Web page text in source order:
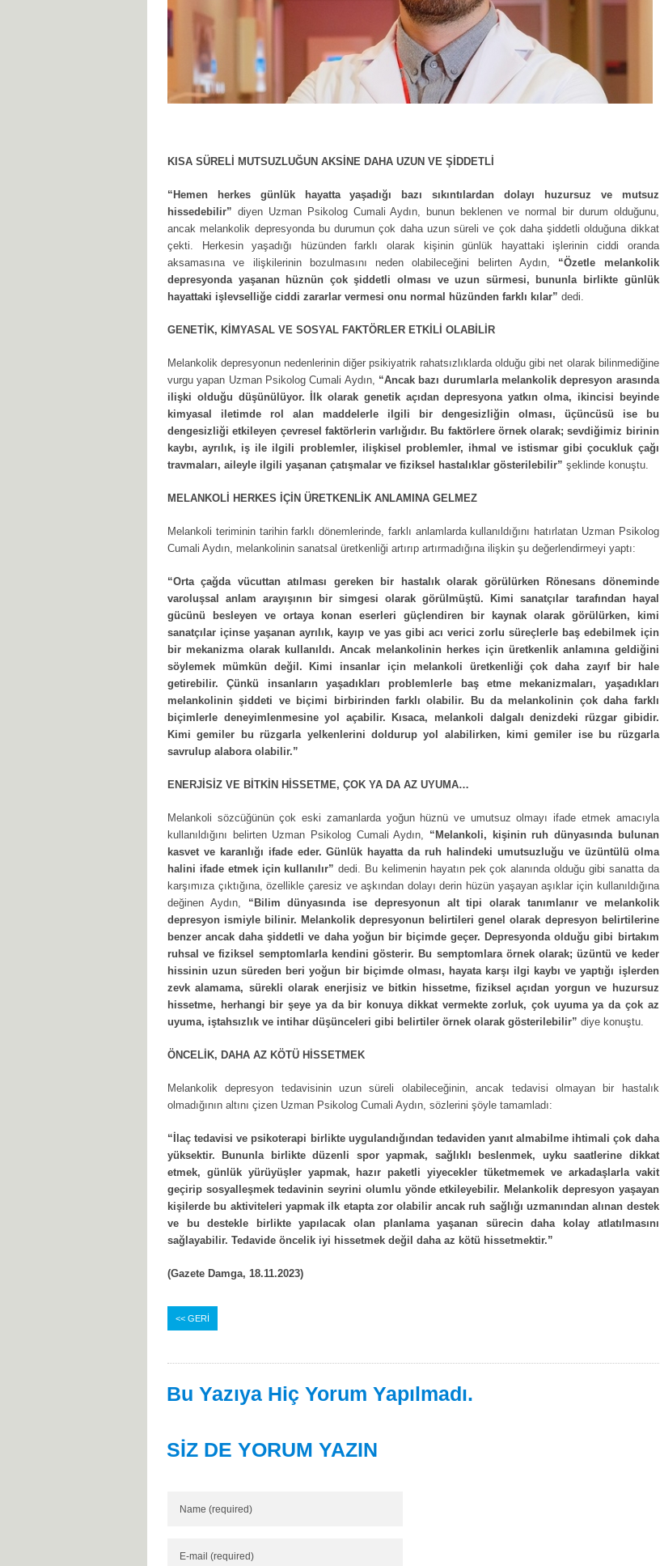
KISA SÜRELİ MUTSUZLUĞUN AKSİNE DAHA UZUN VE ŞİDDETLİ
“Hemen herkes günlük hayatta yaşadığı bazı sıkıntılardan dolayı huzursuz ve mutsuz
hissedebilir” diyen Uzman Psikolog Cumali Aydın, bunun beklenen ve normal bir durum olduğunu,
ancak melankolik depresyonda bu durumun çok daha uzun süreli ve çok daha şiddetli olduğuna dikkat
çekti. Herkesin yaşadığı hüzünden farklı olarak kişinin günlük hayattaki işlerinin ciddi oranda
aksamasına ve ilişkilerinin bozulmasını neden olabileceğini belirten Aydın, “Özetle melankolik
depresyonda yaşanan hüznün çok şiddetli olması ve uzun sürmesi, bununla birlikte günlük
hayattaki işlevselliğe ciddi zararlar vermesi onu normal hüzünden farklı kılar” dedi.
GENETİK, KİMYASAL VE SOSYAL FAKTÖRLER ETKİLİ OLABİLİR
Melankolik depresyonun nedenlerinin diğer psikiyatrik rahatsızlıklarda olduğu gibi net olarak bilinmediğine
vurgu yapan Uzman Psikolog Cumali Aydın, “Ancak bazı durumlarla melankolik depresyon arasında
ilişki olduğu düşünülüyor. İlk olarak genetik açıdan depresyona yatkın olma, ikincisi beyinde
kimyasal iletimde rol alan maddelerle ilgili bir dengesizliğin olması, üçüncüsü ise bu
dengesizliği etkileyen çevresel faktörlerin varlığıdır. Bu faktörlere örnek olarak; sevdiğimiz birinin
kaybı, ayrılık, iş ile ilgili problemler, ilişkisel problemler, ihmal ve istismar gibi çocukluk çağı
travmaları, aileyle ilgili yaşanan çatışmalar ve fiziksel hastalıklar gösterilebilir” şeklinde konuştu.
MELANKOLİ HERKES İÇİN ÜRETKENLİK ANLAMINA GELMEZ
Melankoli teriminin tarihin farklı dönemlerinde, farklı anlamlarda kullanıldığını hatırlatan Uzman Psikolog
Cumali Aydın, melankolinin sanatsal üretkenliği artırıp artırmadığına ilişkin şu değerlendirmeyi yaptı:
“Orta çağda vücuttan atılması gereken bir hastalık olarak görülürken Rönesans döneminde
varoluşsal anlam arayışının bir simgesi olarak görülmüştü. Kimi sanatçılar tarafından hayal
gücünü besleyen ve ortaya konan eserleri güçlendiren bir kaynak olarak görülürken, kimi
sanatçılar içinse yaşanan ayrılık, kayıp ve yas gibi acı verici zorlu süreçlerle baş edebilmek için
bir mekanizma olarak kullanıldı. Ancak melankolinin herkes için üretkenlik anlamına geldiğini
söylemek mümkün değil. Kimi insanlar için melankoli üretkenliği çok daha zayıf bir hale
getirebilir. Çünkü insanların yaşadıkları problemlerle baş etme mekanizmaları, yaşadıkları
melankolinin şiddeti ve biçimi birbirinden farklı olabilir. Bu da melankolinin çok daha farklı
biçimlerle deneyimlenmesine yol açabilir. Kısaca, melankoli dalgalı denizdeki rüzgar gibidir.
Kimi gemiler bu rüzgarla yelkenlerini doldurup yol alabilirken, kimi gemiler ise bu rüzgarla
savrulup alabora olabilir.”
ENERJİSİZ VE BİTKİN HİSSETME, ÇOK YA DA AZ UYUMA…
Melankoli sözcüğünün çok eski zamanlarda yoğun hüznü ve umutsuz olmayı ifade etmek amacıyla
kullanıldığını belirten Uzman Psikolog Cumali Aydın, “Melankoli, kişinin ruh dünyasında bulunan
kasvet ve karanlığı ifade eder. Günlük hayatta da ruh halindeki umutsuzluğu ve üzüntülü olma
halini ifade etmek için kullanılır” dedi. Bu kelimenin hayatın pek çok alanında olduğu gibi sanatta da
karşımıza çıktığına, özellikle çaresiz ve aşkından dolayı derin hüzün yaşayan aşıklar için kullanıldığına
değinen Aydın, “Bilim dünyasında ise depresyonun alt tipi olarak tanımlanır ve melankolik
depresyon ismiyle bilinir. Melankolik depresyonun belirtileri genel olarak depresyon belirtilerine
benzer ancak daha şiddetli ve daha yoğun bir biçimde geçer. Depresyonda olduğu gibi birtakım
ruhsal ve fiziksel semptomlarla kendini gösterir. Bu semptomlara örnek olarak; üzüntü ve keder
hissinin uzun süreden beri yoğun bir biçimde olması, hayata karşı ilgi kaybı ve yaptığı işlerden
zevk alamama, sürekli olarak enerjisiz ve bitkin hissetme, fiziksel açıdan yorgun ve huzursuz
hissetme, herhangi bir şeye ya da bir konuya dikkat vermekte zorluk, çok uyuma ya da çok az
uyuma, iştahsızlık ve intihar düşünceleri gibi belirtiler örnek olarak gösterilebilir” diye konuştu.
ÖNCELİK, DAHA AZ KÖTÜ HİSSETMEK
Melankolik depresyon tedavisinin uzun süreli olabileceğinin, ancak tedavisi olmayan bir hastalık
olmadığının altını çizen Uzman Psikolog Cumali Aydın, sözlerini şöyle tamamladı:
“İlaç tedavisi ve psikoterapi birlikte uygulandığından tedaviden yanıt almabilme ihtimali çok daha
yüksektir. Bununla birlikte düzenli spor yapmak, sağlıklı beslenmek, uyku saatlerine dikkat
etmek, günlük yürüyüşler yapmak, hazır paketli yiyecekler tüketmemek ve arkadaşlarla vakit
geçirip sosyalleşmek tedavinin seyrini olumlu yönde etkileyebilir. Melankolik depresyon yaşayan
kişilerde bu aktiviteleri yapmak ilk etapta zor olabilir ancak ruh sağlığı uzmanından alınan destek
ve bu destekle birlikte yapılacak olan planlama yaşanan sürecin daha kolay atlatılmasını
sağlayabilir. Tedavide öncelik iyi hissetmek değil daha az kötü hissetmektir.”
(Gazete Damga, 18.11.2023)
<< GERİ
Bu Yazıya Hiç Yorum Yapılmadı.
SİZ DE YORUM YAZIN